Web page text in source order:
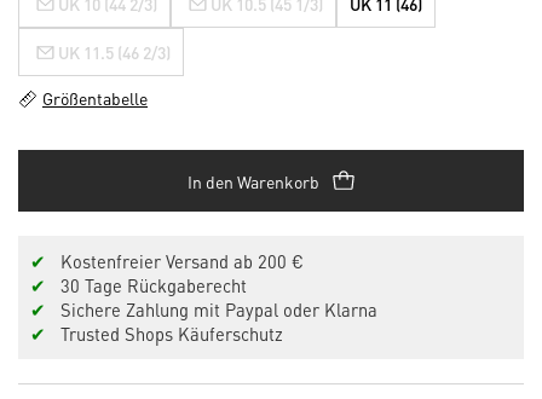
UK 11.5 (46 2/3)
Größentabelle
In den Warenkorb
✔
Kostenfreier Versand ab 200 €
✔
30 Tage Rückgaberecht
✔
Sichere Zahlung mit Paypal oder Klarna
✔
Trusted Shops Käuferschutz